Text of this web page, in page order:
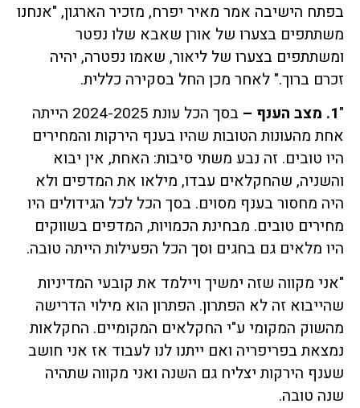
בפתח הישיבה אמר מאיר יפרח, מזכיר הארגון, "אנחנו
משתתפים בצערו של אורן שאבא שלו נפטר
ומשתתפים בצערו של ליאור, שאמו נפטרה, יהיה
זכרם ברוך." לאחר מכן החל בסקירה כללית.
"1. מצב הענף –
בסך הכל עונת 2024-2025 הייתה
אחת מהעונות הטובות שהיו בענף הירקות והמחירים
היו טובים. זה נבע משתי סיבות: האחת, אין יבוא
והשניה, שהחקלאים עבדו, מילאו את המדפים ולא
היה מחסור בענף מסוים. בסך הכל לכל הגידולים היו
מחירים טובים. מבחינת הכמויות, המדפים בשווקים
היו מלאים גם בחגים וסך הכל הפעילות הייתה טובה.
"אני מקווה שזה ימשיך ויילמד את קובעי המדיניות
שהייבוא זה לא הפתרון. הפתרון הוא מילוי הדרישה
מהשוק המקומי ע"י החקלאים המקומיים. החקלאות
נמצאת בפריפריה ואם ייתנו לנו לעבוד אז אני חושב
שענף הירקות יצליח גם השנה ואני מקווה שתהיה
שנה טובה.